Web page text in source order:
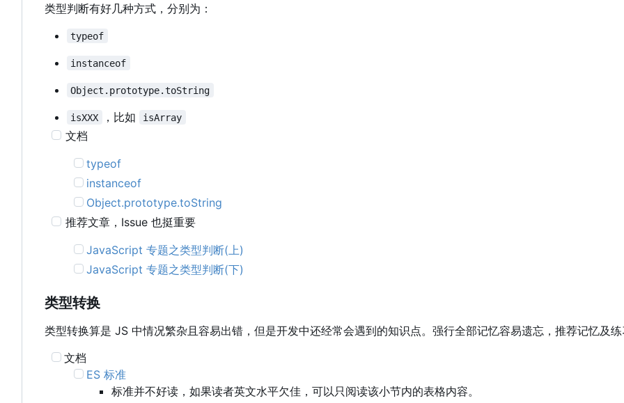
类型判断有好几种方式，分别为：
typeof
instanceof
Object.prototype.toString
isXXX ，比如 isArray
文档
typeof
instanceof
Object.prototype.toString
推荐文章 ， Issue 也挺重要
JavaScript 专题之类型判断(上)
JavaScript 专题之类型判断(下)
类型转换
类型转换算是 JS 中情况繁杂且容易出错，但是开发中还经常会遇到的知识点。强行全部记忆容易遗忘，推荐记忆及练
文档
ES 标准
标准并不好读，如果读者英文水平欠佳，可以只阅读该小节内的表格内容。